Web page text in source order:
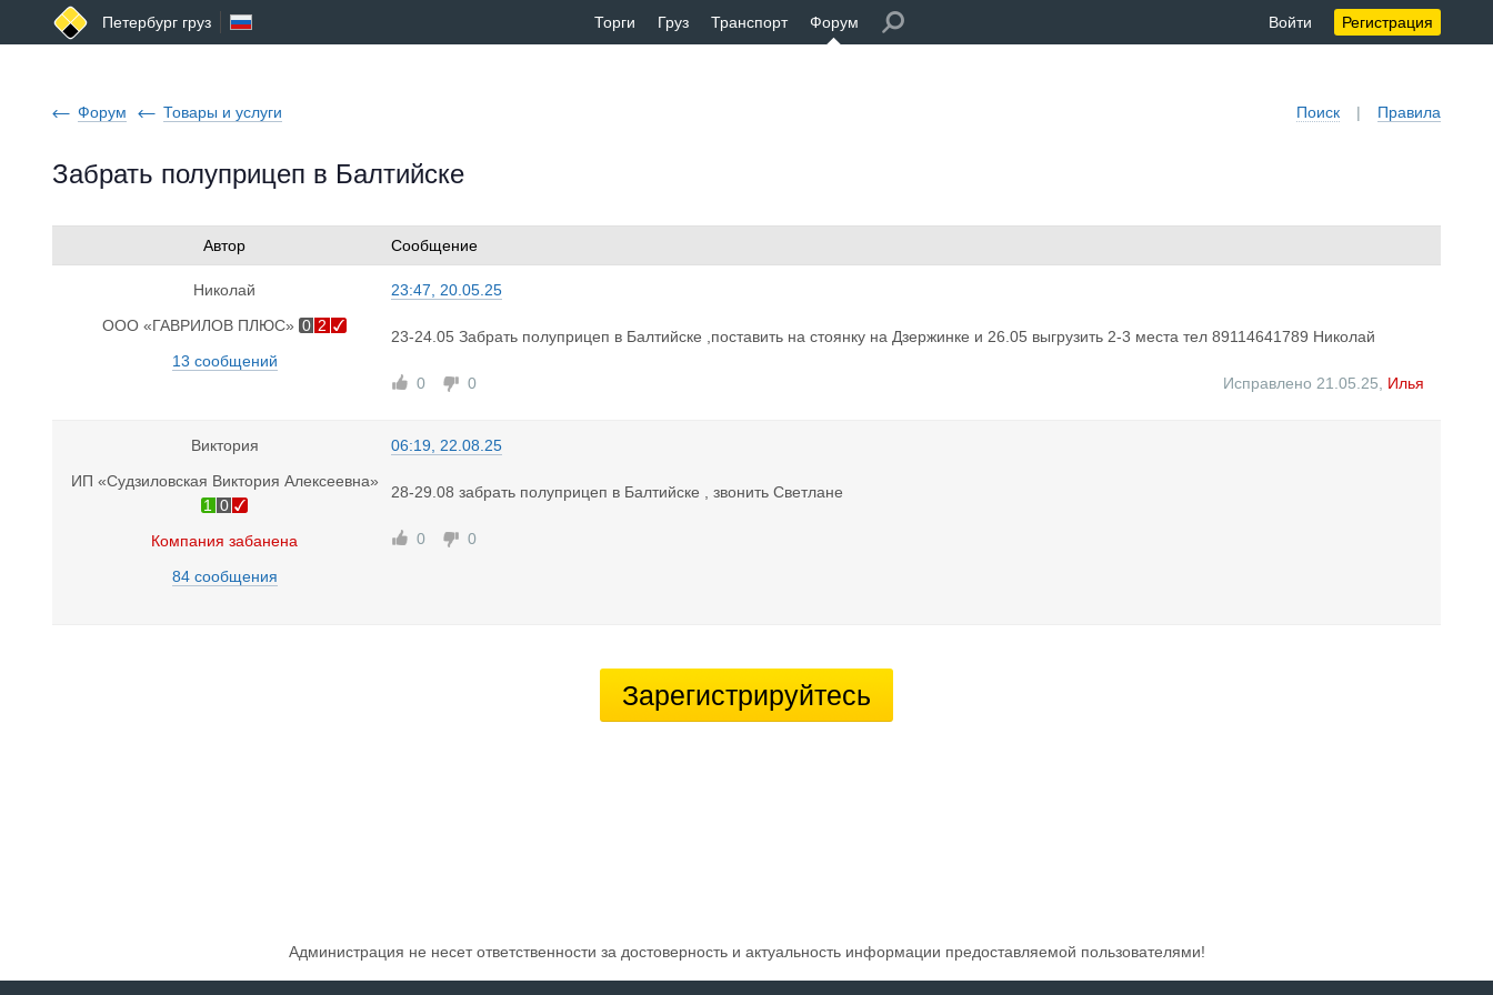
Петербург груз Торги Груз Транспорт Форум Войти Регистрация
Поиск | Правила
Форум Товары и услуги
Забрать полуприцеп в Балтийске
Автор Сообщение
Николай
ООО «ГАВРИЛОВ ПЛЮС» 0 2
13 сообщений
23:47, 20.05.25
23-24.05 Забрать полуприцеп в Балтийске ,поставить на стоянку на Дзержинке и 26.05 выгрузить 2-3 места тел 89114641789 Николай
0 0 Исправлено 21.05.25 Илья
Виктория
ИП «Судзиловская Виктория Алексеевна»
1
0
Компания забанена
84 сообщения
06:19, 22.08.25
28-29.08 забрать полуприцеп в Балтийске , звонить Светлане
0 0
Зарегистрируйтесь
Администрация не несет ответственности за достоверность и актуальность информации предоставляемой пользователями!